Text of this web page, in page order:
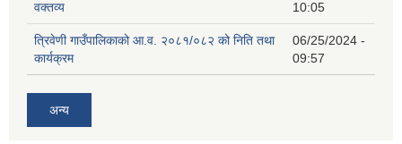
वक्तव्य
10:05
त्रिवेणी गाउँपालिकाको आ.व. २०८१/०८२ को निति तथा
कार्यक्रम
06/25/2024 -
09:57
अन्य